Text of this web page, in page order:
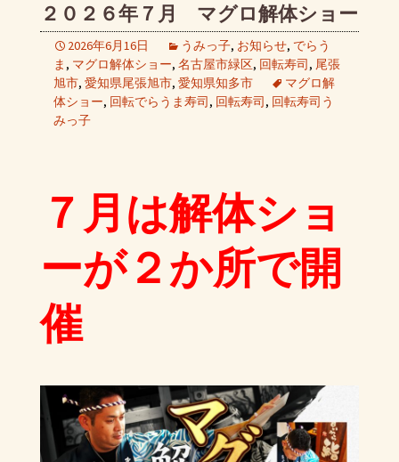
２０２６年７月 マグロ解体ショー
2026年6月16日 うみっ子, お知らせ, でらう
ま , マグロ解体ショー, 名古屋市緑区, 回転寿司, 尾張
旭市, 愛知県尾張旭市, 愛知県知多市
マグロ解
体ショー, 回転でらうま寿司, 回転寿司, 回転寿司う
みっ子
７月は解体ショ
ーが２か所で開
催